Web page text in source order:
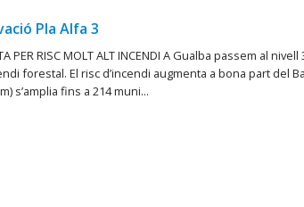
Pla Alfa 3
PER RISC MOLT ALT INCENDI A Gualba passem al
forestal. El risc d’incendi augmenta a bona part del
s’amplia fins a 214 muni...